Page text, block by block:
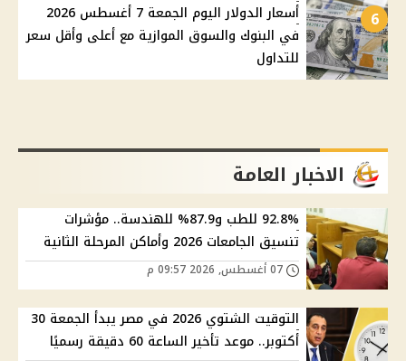
6
أسعار الدولار اليوم الجمعة 7 أغسطس 2026
في البنوك والسوق الموازية مع أعلى وأقل سعر
للتداول
الاخبار العامة
92.8% للطب و87.9% للهندسة.. مؤشرات
تنسيق الجامعات 2026 وأماكن المرحلة الثانية
التوقيت الشتوي 2026 في مصر يبدأ الجمعة 30
أكتوبر.. موعد تأخير الساعة 60 دقيقة رسميًا